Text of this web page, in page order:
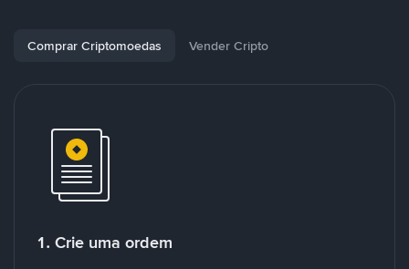
Comprar Criptomoedas Vender Cripto
1. Crie uma ordem